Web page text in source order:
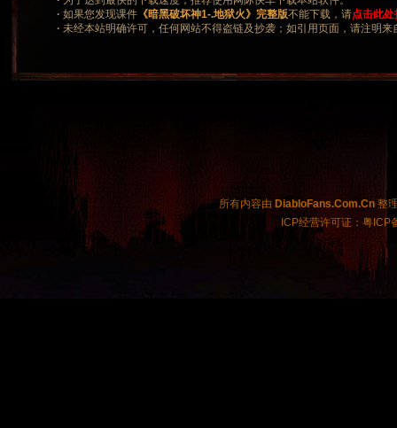
· 如果您发现课件 《暗黑破坏神1-.地狱火》完整版不能下载，请点击此处
· 未经本站明确许可，任何网站不得盗链及抄袭；如引用页面，请注明来
所有内容由 DiabloFans.Com.Cn 整
ICP经营许可证：粤